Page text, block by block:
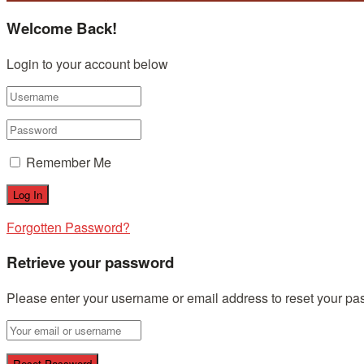
Welcome Back!
Login to your account below
Remember Me
Forgotten Password?
Retrieve your password
Please enter your username or email address to reset your